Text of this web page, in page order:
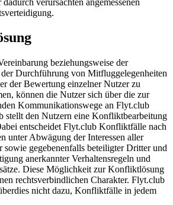
beziehungsweise der
Durchführung von Mitfluggelegenheiten
der Bewertung einzelner Nutzer zu
können die Nutzer sich über die zur
Kommunikationswege an Flyt.club
stellt den Nutzern eine Konfliktbearbeitung
entscheidet Flyt.club Konfliktfälle nach
unter Abwägung der Interessen aller
sowie gegebenenfalls beteiligter Dritter und
anerkannter Verhaltensregeln und
Diese Möglichkeit zur Konfliktlösung
rechtsverbindlichen Charakter. Flyt.club
nicht dazu, Konfliktfälle in jedem